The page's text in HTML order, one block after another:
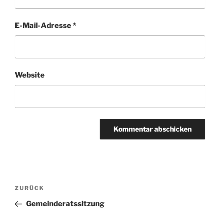
E-Mail-Adresse*
Website
Beitragsnavigation
Vorheriger
Beitrag
ZURÜCK
Gemeinderatssitzung